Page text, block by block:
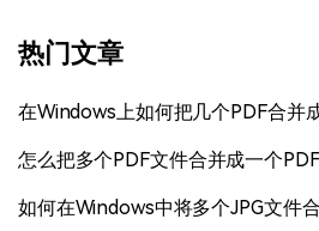
热门文章
在Windows上如何把几个PDF合并
怎么把多个PDF文件合并成一个
如何在Windows中将多个JPG文件